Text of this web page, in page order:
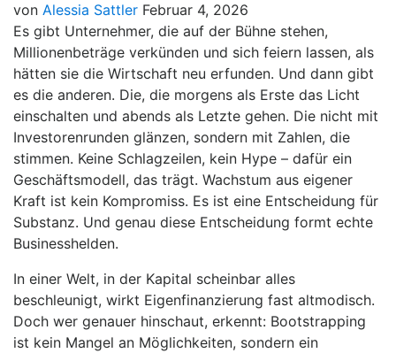
von Alessia Sattler Februar 4, 2026
Es gibt Unternehmer, die auf der Bühne stehen,
Millionenbeträge verkünden und sich feiern lassen, als
hätten sie die Wirtschaft neu erfunden. Und dann gibt
es die anderen. Die, die morgens als Erste das Licht
einschalten und abends als Letzte gehen. Die nicht mit
Investorenrunden glänzen, sondern mit Zahlen, die
stimmen. Keine Schlagzeilen, kein Hype – dafür ein
Geschäftsmodell, das trägt. Wachstum aus eigener
Kraft ist kein Kompromiss. Es ist eine Entscheidung für
Substanz. Und genau diese Entscheidung formt echte
Businesshelden.
In einer Welt, in der Kapital scheinbar alles
beschleunigt, wirkt Eigenfinanzierung fast altmodisch.
Doch wer genauer hinschaut, erkennt: Bootstrapping
ist kein Mangel an Möglichkeiten, sondern ein